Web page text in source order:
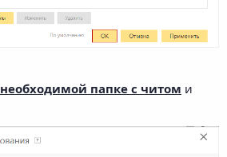
необходимой папке с читом и